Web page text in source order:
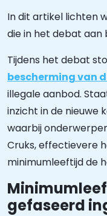
In dit artikel lichten
die in het debat aan
Tijdens het debat
bescherming van
illegale aanbod.
inzicht in de nieuwe
waarbij
Cruks, effectievere
minimumleeftijd de
gefaseerd